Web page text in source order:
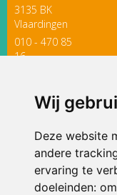
Wij
Deze website
andere
ervaring te
doeleinden:
3135 BK
Vlaardingen
010 - 470 85
16